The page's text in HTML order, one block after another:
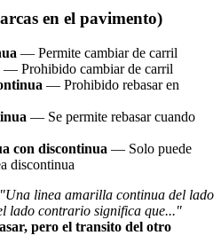
en el pavimento)
— Permite cambiar de carril
— Prohibido cambiar de carril
— Prohibido rebasar en
— Se permite rebasar cuando
con discontinua — Solo puede
discontinua
"Una linea amarilla continua del lado
lado contrario significa que..."
pero el transito del otro